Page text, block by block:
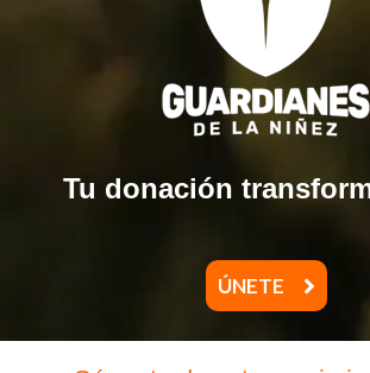
Tu donación
ÚNETE